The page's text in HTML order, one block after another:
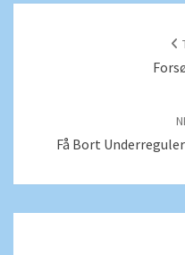
Få Bort